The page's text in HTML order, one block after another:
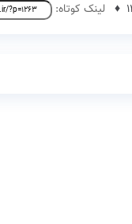
لینک کوتاه: